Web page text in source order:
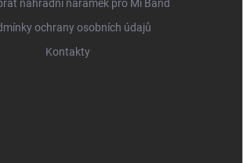
náhradní náramek pro Mi Band
ochrany osobních údajů
Kontakty